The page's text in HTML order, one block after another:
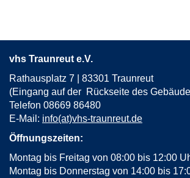
vhs Traunreut e.V.
Rathausplatz 7 | 83301 Traunreut
(Eingang auf der Rückseite des
Telefon 08669 86480
E-Mail: info(at)vhs-traunreut.de
Öffnungszeiten:
Montag bis Freitag von 08:00 bis 12:00
Montag bis Donnerstag von 14:00 bis